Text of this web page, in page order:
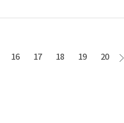
16 17 18 19 20
다